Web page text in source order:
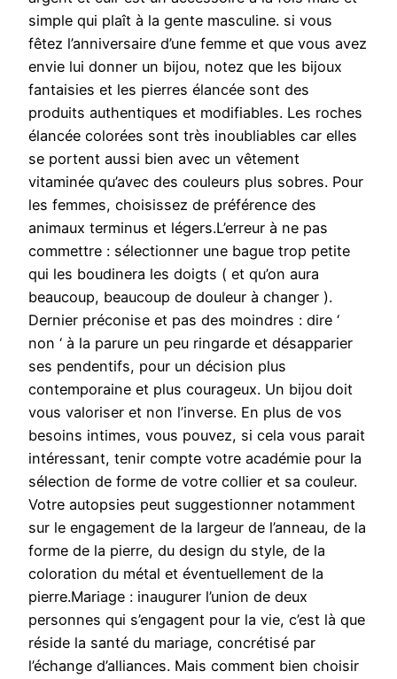
simple qui plaît à la gente masculine. si vous
fêtez l’anniversaire d’une femme et que vous avez
envie lui donner un bijou, notez que les bijoux
fantaisies et les pierres élancée sont des
produits authentiques et modifiables. Les roches
élancée colorées sont très inoubliables car elles
se portent aussi bien avec un vêtement
vitaminée qu’avec des couleurs plus sobres. Pour
les femmes, choisissez de préférence des
animaux terminus et légers.L’erreur à ne pas
commettre : sélectionner une bague trop petite
qui les boudinera les doigts ( et qu’on aura
beaucoup, beaucoup de douleur à changer ).
Dernier préconise et pas des moindres : dire ‘
non ‘ à la parure un peu ringarde et désapparier
ses pendentifs, pour un décision plus
contemporaine et plus courageux. Un bijou doit
vous valoriser et non l’inverse. En plus de vos
besoins intimes, vous pouvez, si cela vous parait
intéressant, tenir compte votre académie pour la
sélection de forme de votre collier et sa couleur.
Votre autopsies peut suggestionner notamment
sur le engagement de la largeur de l’anneau, de la
forme de la pierre, du design du style, de la
coloration du métal et éventuellement de la
pierre.Mariage : inaugurer l’union de deux
personnes qui s’engagent pour la vie, c’est là que
réside la santé du mariage, concrétisé par
l’échange d’alliances. Mais comment bien choisir